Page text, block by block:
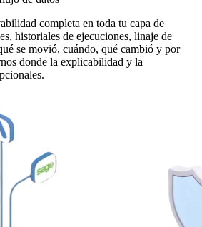
completa en toda tu capa de
historiales de ejecuciones, linaje de
se movió, cuándo, qué cambió y por
donde la explicabilidad y la